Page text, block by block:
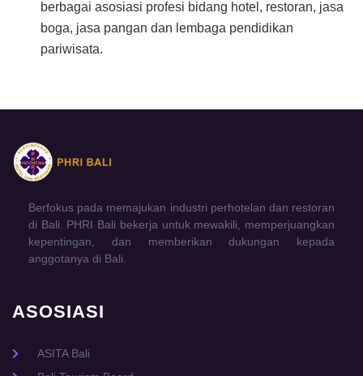
berbagai asosiasi profesi bidang hotel, restoran, jasa
boga, jasa pangan dan lembaga pendidikan
pariwisata.
Berfokus pada memajukan industri perhotelan dan restoran
di Bali. PHRI Bali bekerja untuk mewakili, memperjuangkan
kepentingan, dan memberikan dukungan kepada
anggotanya di Bali.
ASOSIASI
ASITA Bali